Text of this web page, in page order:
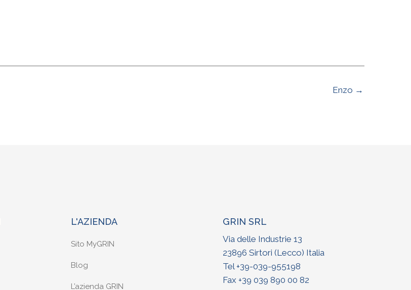
Enzo →
L'AZIENDA
Sito MyGRIN
Blog
L’azienda GRIN
GRIN SRL
Via delle Industrie 13
23896 Sirtori (Lecco) Italia
Tel +39-039-955198
Fax +39 039 890 00 82